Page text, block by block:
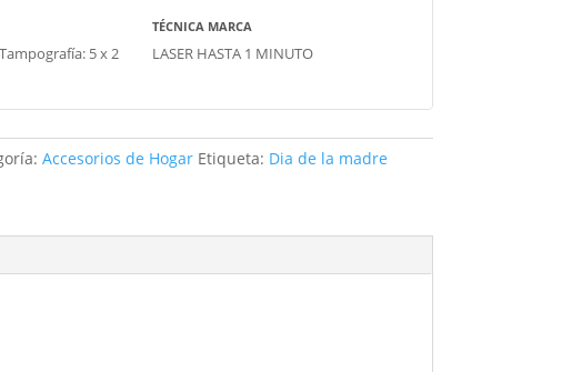
5 x 2
TÉCNICA MARCA
LASER HASTA 1 MINUTO
Accesorios de Hogar Etiqueta: Dia de la madre